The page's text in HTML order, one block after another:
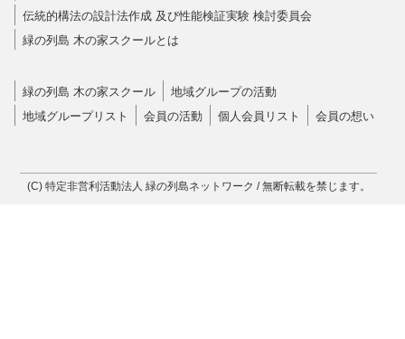
伝統的構法の設計法作成 及び性能検証実験 検討委員会
緑の列島 木の家スクールとは
緑の列島 木の家スクール
地域グループの活動
地域グループリスト
会員の活動 個人会員リスト 会員の想い
(C) 特定非営利活動法人 緑の列島ネットワーク / 無断転載を禁じます。